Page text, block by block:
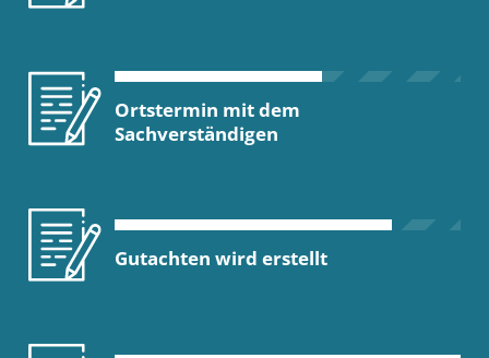
Ortstermin mit dem
Sachverständigen
Gutachten wird erstellt